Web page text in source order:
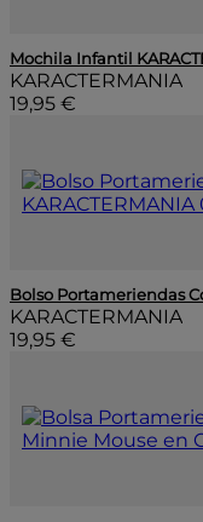
Mochila Infantil
KARACTERMANIA
19,95 €
Bolso Portameriendas
KARACTERMANIA
19,95 €